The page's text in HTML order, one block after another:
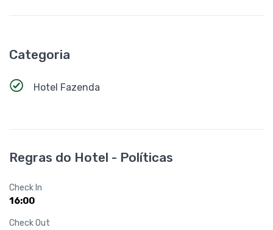
Categoria
Hotel Fazenda
Regras do Hotel - Políticas
Check In
16:00
Check Out